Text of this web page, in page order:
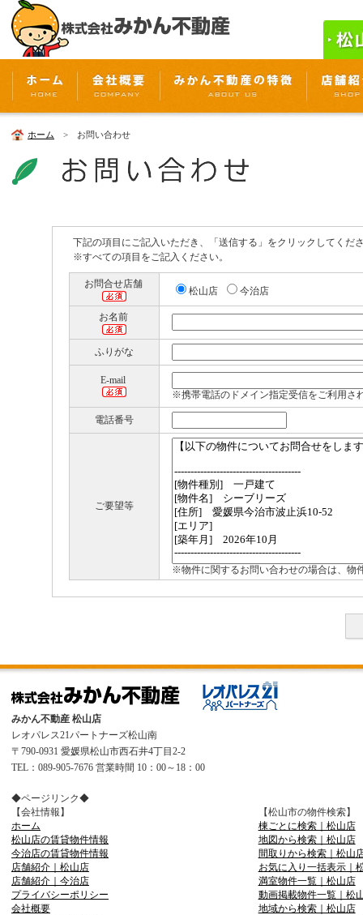
ホーム > お問い合わせ
下記の項目にご記入いただき、「送信する」をクリックしてくだ
※すべての項目をご記入ください。
お問合せ店舗
松山店 今治店
お名前
ふりがな
E-mail
※携帯電話のドメイン指定受信をご利用さ
電話番号
ご要望等
※物件に関するお問い合わせの場合は、物
みかん不動産 松山店
レオパレス21パートナーズ松山南
〒790-0931 愛媛県松山市西石井4丁目2-2
TEL：089-905-7676 営業時間 10：00～18：00
◆ページリンク◆
【会社情報】
ホーム
松山店の賃貸物件情報
今治店の賃貸物件情報
店舗紹介｜松山店
店舗紹介｜今治店
プライバシーポリシー
会社概要
【松山市の物件検索】
棟ごとに検索｜松山店
地図から検索｜松山店
間取りから検索｜松山
お気に入り一括表示｜
満室物件一覧｜松山店
動画掲載物件一覧｜松
地域から検索｜松山店